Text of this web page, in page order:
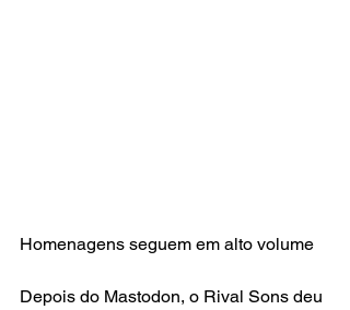
Homenagens seguem em alto volume
Depois do Mastodon, o Rival Sons deu